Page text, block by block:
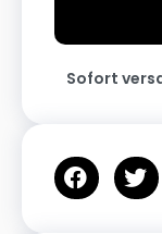
Sofort